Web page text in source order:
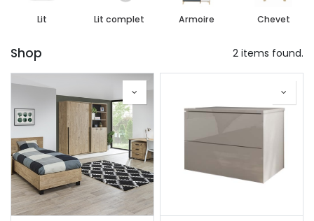
Lit Lit complet Armoire Chevet
Shop 2 items found.